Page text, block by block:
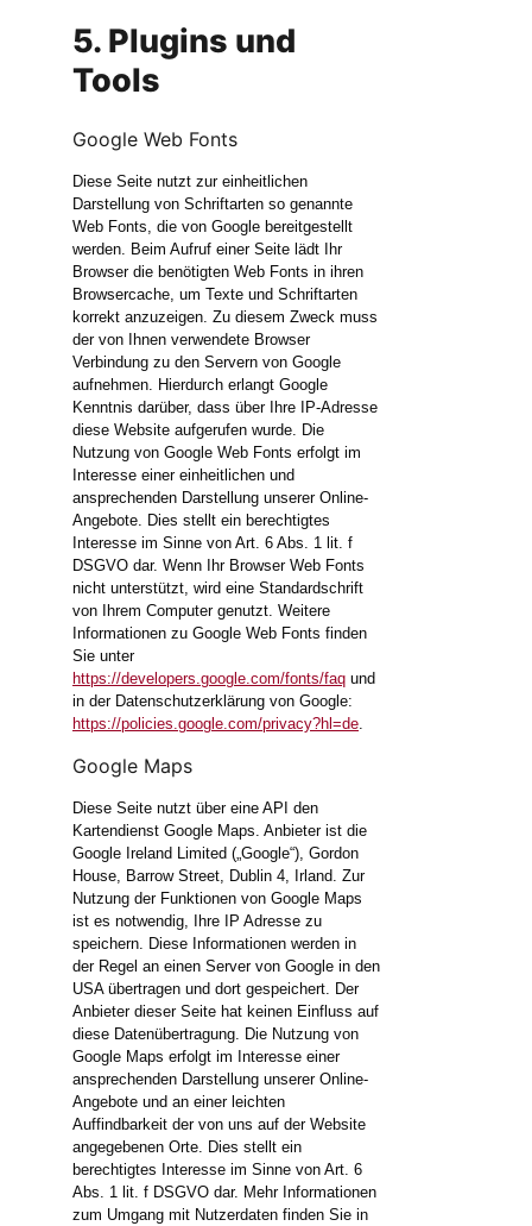
5. Plugins und
Tools
Google Web Fonts
Diese Seite nutzt zur einheitlichen
Darstellung von Schriftarten so genannte
Web Fonts, die von Google bereitgestellt
werden. Beim Aufruf einer Seite lädt Ihr
Browser die benötigten Web Fonts in ihren
Browsercache, um Texte und Schriftarten
korrekt anzuzeigen. Zu diesem Zweck muss
der von Ihnen verwendete Browser
Verbindung zu den Servern von Google
aufnehmen. Hierdurch erlangt Google
Kenntnis darüber, dass über Ihre IP-Adresse
diese Website aufgerufen wurde. Die
Nutzung von Google Web Fonts erfolgt im
Interesse einer einheitlichen und
ansprechenden Darstellung unserer Online-
Angebote. Dies stellt ein berechtigtes
Interesse im Sinne von Art. 6 Abs. 1 lit. f
DSGVO dar. Wenn Ihr Browser Web Fonts
nicht unterstützt, wird eine Standardschrift
von Ihrem Computer genutzt. Weitere
Informationen zu Google Web Fonts finden
Sie unter
https://developers.google.com/fonts/faq und
in der Datenschutzerklärung von Google:
https://policies.google.com/privacy?hl=de
Google Maps
Diese Seite nutzt über eine API den
Kartendienst Google Maps. Anbieter ist die
Google Ireland Limited („Google“), Gordon
House, Barrow Street, Dublin 4, Irland. Zur
Nutzung der Funktionen von Google Maps
ist es notwendig, Ihre IP Adresse zu
speichern. Diese Informationen werden in
der Regel an einen Server von Google in den
USA übertragen und dort gespeichert. Der
Anbieter dieser Seite hat keinen Einfluss auf
diese Datenübertragung. Die Nutzung von
Google Maps erfolgt im Interesse einer
ansprechenden Darstellung unserer Online-
Angebote und an einer leichten
Auffindbarkeit der von uns auf der Website
angegebenen Orte. Dies stellt ein
berechtigtes Interesse im Sinne von Art. 6
Abs. 1 lit. f DSGVO dar. Mehr Informationen
zum Umgang mit Nutzerdaten finden Sie in